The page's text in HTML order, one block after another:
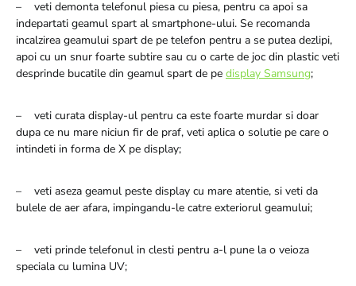
– veti demonta telefonul piesa cu piesa, pentru ca apoi sa
indepartati geamul spart al smartphone-ului. Se recomanda
incalzirea geamului spart de pe telefon pentru a se putea dezlipi,
apoi cu un snur foarte subtire sau cu o carte de joc din plastic veti
desprinde bucatile din geamul spart de pe display Samsung;
– veti curata display-ul pentru ca este foarte murdar si doar
dupa ce nu mare niciun fir de praf, veti aplica o solutie pe care o
intindeti in forma de X pe display;
– veti aseza geamul peste display cu mare atentie, si veti da
bulele de aer afara, impingandu-le catre exteriorul geamului;
– veti prinde telefonul in clesti pentru a-l pune la o veioza
speciala cu lumina UV;